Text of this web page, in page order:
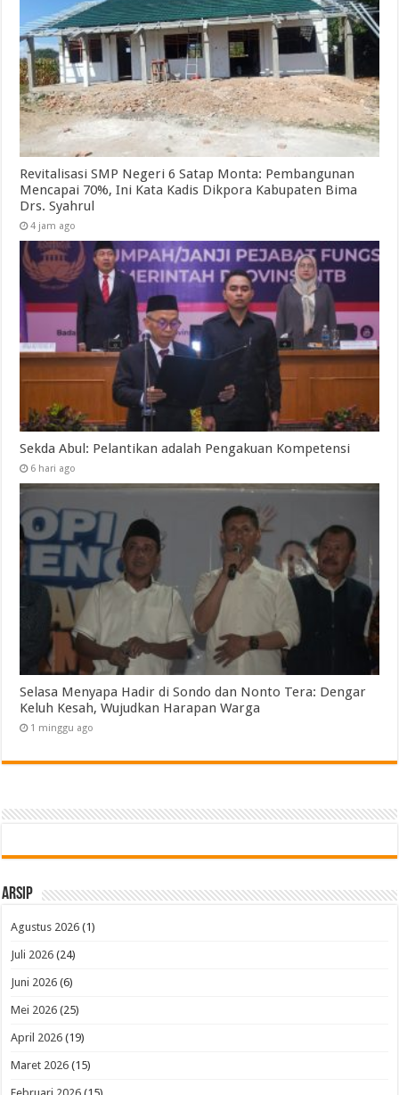
Revitalisasi SMP Negeri 6 Satap Monta: Pembangunan
Mencapai 70%, Ini Kata Kadis Dikpora Kabupaten Bima
Drs. Syahrul
4 jam ago
Sekda Abul: Pelantikan adalah Pengakuan Kompetensi
6 hari ago
Selasa Menyapa Hadir di Sondo dan Nonto Tera: Dengar
Keluh Kesah, Wujudkan Harapan Warga
1 minggu ago
Arsip
Agustus 2026 (1)
Juli 2026 (24)
Juni 2026 (6)
Mei 2026 (25)
April 2026 (19)
Maret 2026 (15)